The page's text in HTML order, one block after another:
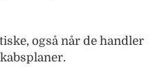
også når de handler